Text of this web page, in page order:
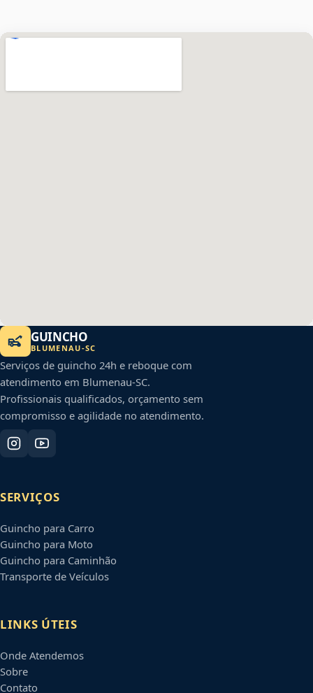
GUINCHO
BLUMENAU-SC
Serviços de guincho 24h e reboque com
atendimento em Blumenau-SC.
Profissionais qualificados, orçamento sem
compromisso e agilidade no atendimento.
SERVIÇOS
Guincho para Carro
Guincho para Moto
Guincho para Caminhão
Transporte de Veículos
LINKS ÚTEIS
Onde Atendemos
Sobre
Contato